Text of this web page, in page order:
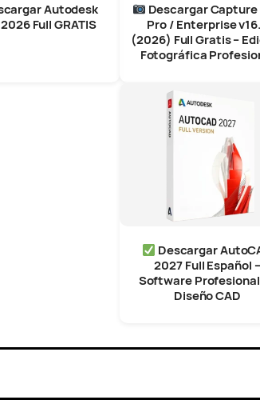
Autodesk
Full GRATIS
Descargar Capture
Pro / Enterprise
(2026) Full Gratis –
Fotográfica
Descargar
2027 Full Español –
Software
Diseño CAD